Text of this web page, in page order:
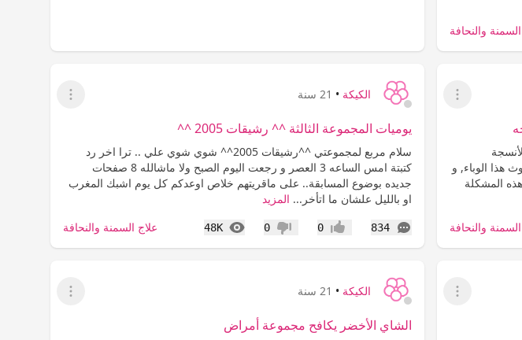
والنحافة
عرض القائمة
هذا الوباء, و
المشكلة
والنحافة
الكيكة • 21 سنة
عرض القائمة
يوميات المجموعة الثالثة ^^ رشيقات 2005 ^^
سلام مربع لمجموعتي ^^رشيقات 2005^^ شوي شوي علي .. ترا اخر رد
كتبتة امس الساعه 3 العصر و رجعت اليوم الصبح ولا ماشالله 8 صفحات
جديده بوضوع المسابقة.. على ماقريتهم خلاص اوعدكم كل يوم اشبك المغرب
او بالليل علشان ما اتأخر... المزيد
834
التعليقات إعجاب0 عدم إعجاب
0
48K
المشاهدات علاج السمنة والنحافة
عرض القائمة
الكيكة • 21 سنة
عرض القائمة
الشاي الأخضر يكافح مجموعة أمراض